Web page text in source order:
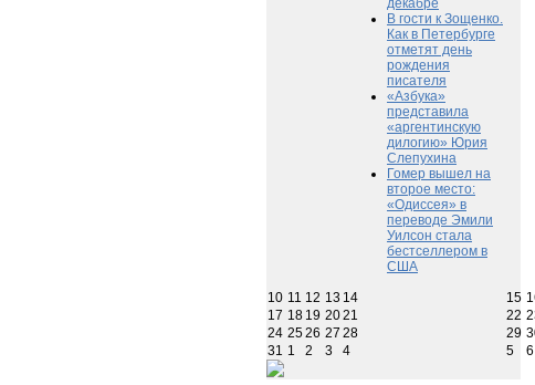
В гости к Зощенко.
Как в Петербурге
отметят день
рождения
писателя
«Азбука»
представила
«аргентинскую
дилогию» Юрия
Слепухина
Гомер вышел на
второе место:
«Одиссея» в
переводе Эмили
Уилсон стала
бестселлером в
США
10 11 12 13 14 15
17 18 19 2021 22
24 2526 27 28 29
31 1 2 3 4 5 6